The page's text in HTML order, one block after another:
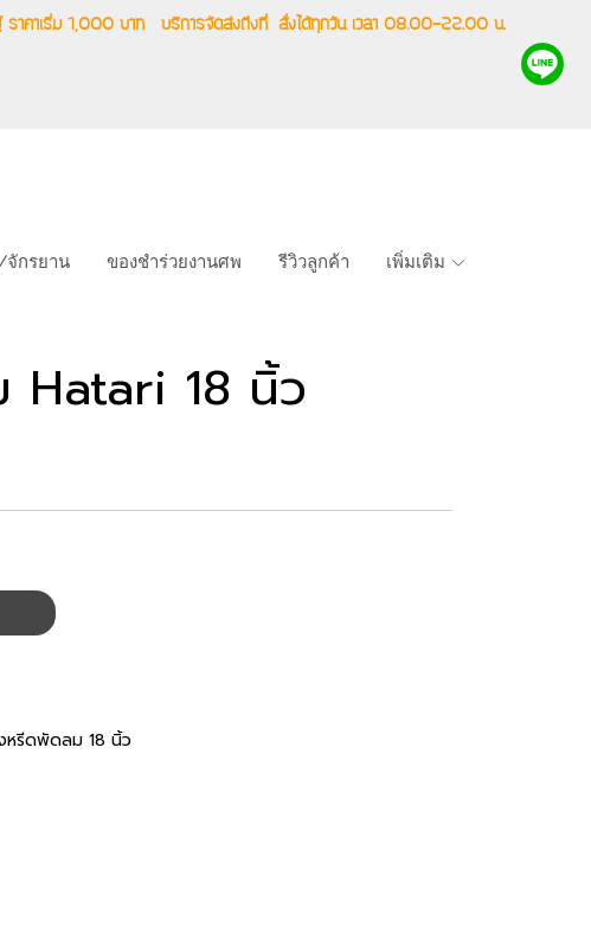
ราคาเริ่ม 1,000 บาท บริการจัดส่งถึงที่ สั่งได้ทุกวัน เวลา 08.00-22.00 น.
กรยาน ของชำร่วยงานศพ รีวิวลูกค้า เพิ่มเติม
18 นิ้ว
หรีดพัดลม 18 นิ้ว